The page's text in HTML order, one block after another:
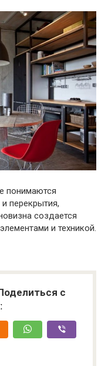
понимаются
перекрытия,
создается
и техникой.
с